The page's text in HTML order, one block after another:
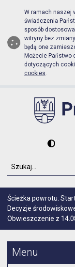
Biuletyn
Przejdź do menu
Przejdź do
W ramach naszej
świadczenia
sposób
witryny bez
będą one
Możecie Państwo
dotyczących
cookies.
Szukaj
Ścieżka powrotu:
Decyzje
Obwieszczenie z
Menu